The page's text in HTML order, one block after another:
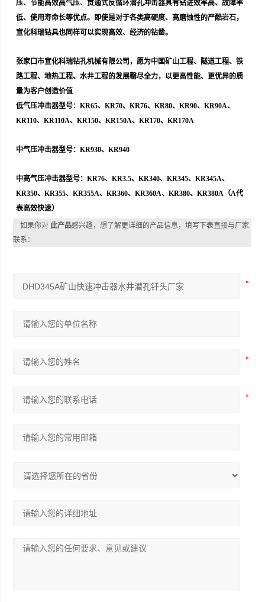
压、节能高效高气压、贯通式反循环潜孔冲击器具有钻进效率高、故障率
低、使用寿命长等优点。即使是对于各类高硬度、高磨蚀性的严酷岩石，
宣化科瑞钻具也同样可以实现高效、经济的钻凿。
张家口市宣化科瑞钻孔机械有限公司，愿为中国矿山工程、隧道工程、铁
路工程、地热工程、水井工程的发展罄尽全力，以更高性能、更优异的质
量为客户创造价值
低气压冲击器型号：KR65、KR70、KR76、KR80、KR90、KR90A、
KR110、KR110A、KR150、KR150A、KR170、KR170A
中气压冲击器型号：KR930、KR940
中高气压冲击器型号：KR76、KR3.5、KR340、KR345、KR345A、
KR350、KR355、KR355A、KR360、KR360A、KR380、KR380A （A代
表高效快速）
如果你对此产品感兴趣，想了解更详细的产品信息，填写下表直接与厂家
联系：